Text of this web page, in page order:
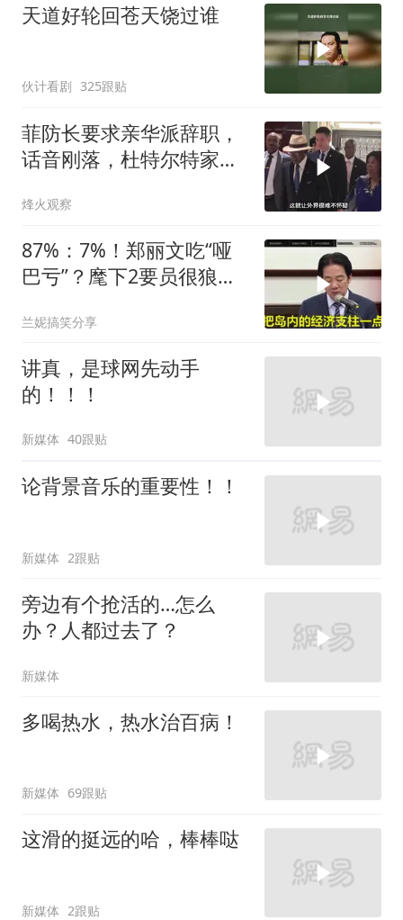
天道好轮回苍天饶过谁
伙计看剧 325跟贴
菲防长要求亲华派辞职，
话音刚落，杜特尔特家族
烽火观察
87%：7%！郑丽文吃“哑
巴亏”？麾下2要员很狼
兰妮搞笑分享
讲真，是球网先动手
的！！！
新媒体 40跟贴
论背景音乐的重要性！！
新媒体 2跟贴
旁边有个抢活的…怎么
办？人都过去了？
新媒体
多喝热水，热水治百病！
新媒体 69跟贴
这滑的挺远的哈，棒棒哒
新媒体 2跟贴